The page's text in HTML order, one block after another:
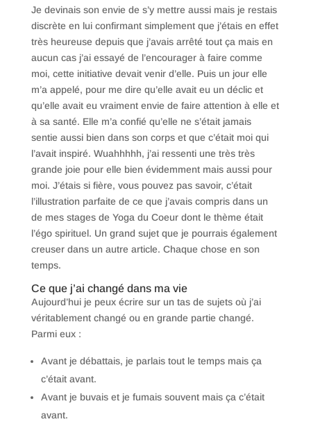
Je devinais son envie de s’y mettre aussi mais je restais
discrète en lui confirmant simplement que j’étais en effet
très heureuse depuis que j’avais arrêté tout ça mais en
aucun cas j’ai essayé de l’encourager à faire comme
moi, cette initiative devait venir d’elle. Puis un jour elle
m’a appelé, pour me dire qu’elle avait eu un déclic et
qu’elle avait eu vraiment envie de faire attention à elle et
à sa santé. Elle m’a confié qu’elle ne s’était jamais
sentie aussi bien dans son corps et que c’était moi qui
l’avait inspiré. Wuahhhhh, j’ai ressenti une très très
grande joie pour elle bien évidemment mais aussi pour
moi. J’étais si fière, vous pouvez pas savoir, c’était
l’illustration parfaite de ce que j’avais compris dans un
de mes stages de Yoga du Coeur dont le thème était
l’égo spirituel. Un grand sujet que je pourrais également
creuser dans un autre article. Chaque chose en son
temps.
Ce que j’ai changé dans ma vie
Aujourd’hui je peux écrire sur un tas de sujets où j’ai
véritablement changé ou en grande partie changé.
Parmi eux :
Avant je débattais, je parlais tout le temps mais ça
c’était avant.
Avant je buvais et je fumais souvent mais ça c’était
avant.